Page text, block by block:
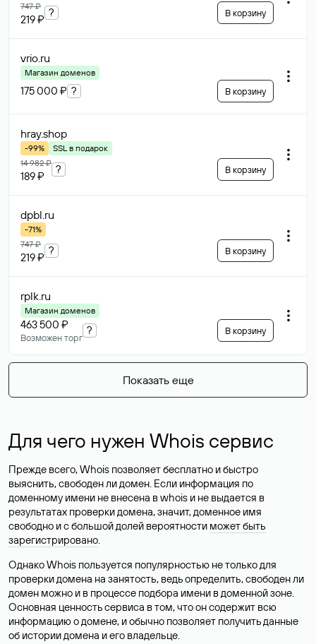
747 ₽
219 ₽
? В корзину
vrio.ru
Магазин доменов
175 000 ₽ ? В корзину
hray.shop
-99%
SSL в подарок
14 982 ₽
189 ₽
? В корзину
dpbl.ru
-71%
747 ₽
219 ₽
? В корзину
rplk.ru
Магазин доменов
463 500 ₽
Возможен торг
? В корзину
Показать еще
Для чего нужен Whois сервис
Прежде всего, Whois позволяет бесплатно и быстро
выяснить, свободен ли домен. Если информация по
доменному имени не внесена в whois и не выдается в
результатах проверки домена, значит, доменное имя
свободно и с большой долей вероятности может быть
зарегистрировано.
Однако Whois пользуется популярностью не только для
проверки домена на занятость, ведь определить, свободен ли
домен можно и в процессе подбора имени в доменной зоне.
Основная ценность сервиса в том, что он содержит всю
информацию о домене, и обычно позволяет получить данные
об истории домена и его владельце.